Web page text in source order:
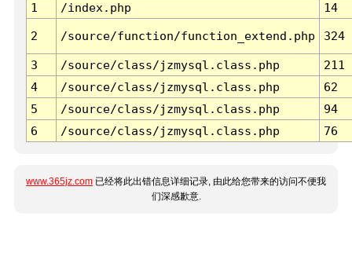
1
/index.php 14
2 /source/function/function_extend.php 324
3 /source/class/jzmysql.class.php
211
4
/source/class/jzmysql.class.php
62
5
/source/class/jzmysql.class.php
94
6
/source/class/jzmysql.class.php 76
www.365jz.com 已经将此出错信息详细记录, 由此给您带来的访问不便我
们深感歉意.